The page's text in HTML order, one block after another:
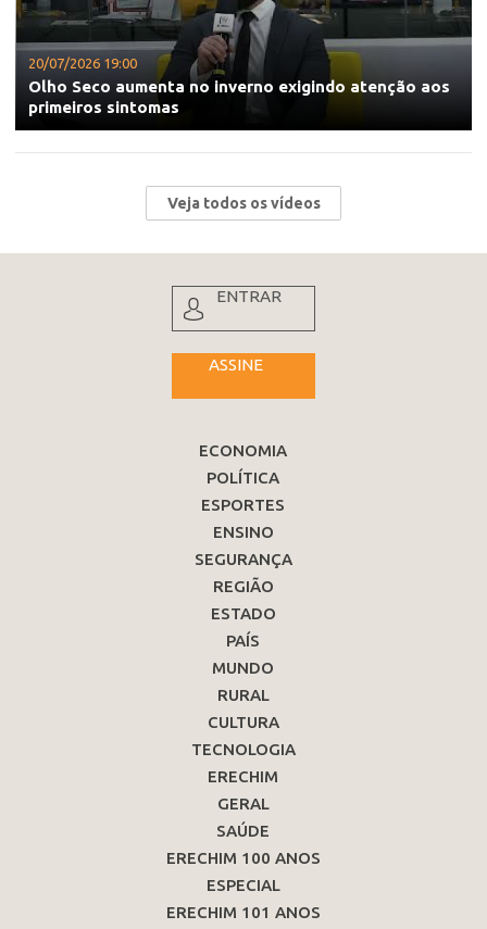
20/07/2026 19:00
Olho Seco aumenta no inverno exigindo atenção aos
primeiros sintomas
Veja todos os vídeos
ENTRAR
ASSINE
ECONOMIA
POLÍTICA
ESPORTES
ENSINO
SEGURANÇA
REGIÃO
ESTADO
PAÍS
MUNDO
RURAL
CULTURA
TECNOLOGIA
ERECHIM
GERAL
SAÚDE
ERECHIM 100 ANOS
ESPECIAL
ERECHIM 101 ANOS